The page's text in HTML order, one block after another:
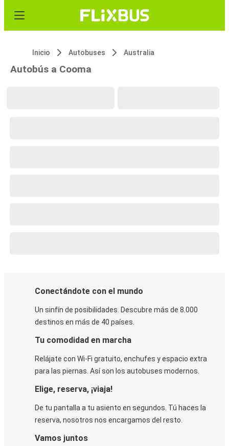
Inicio Autobuses Australia
Autobús a Cooma
Conectándote con el mundo
Un sinfín de posibilidades. Descubre más de 8.000
destinos en más de 40 países.
Tu comodidad en marcha
Relájate con Wi-Fi gratuito, enchufes y espacio extra
para las piernas. Así son los autobuses modernos.
Elige, reserva, ¡viaja!
De tu pantalla a tu asiento en segundos. Tú haces la
reserva, nosotros nos encargamos del resto.
Vamos juntos